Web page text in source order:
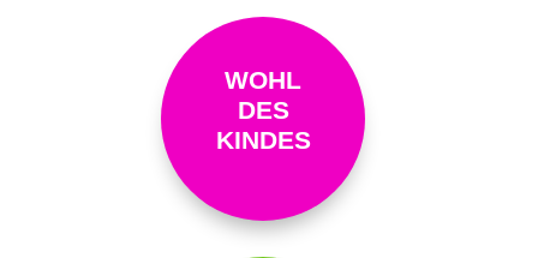
WOHL
DES
KINDES